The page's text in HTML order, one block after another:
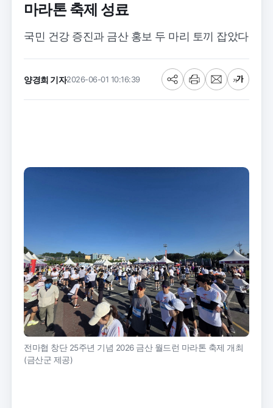
마라톤 축제 성료
국민 건강 증진과 금산 홍보 두 마리 토끼 잡았다
양경희 기자2026-06-01 10:16:39
공
유
프
린
메
일
글
씨
전마협 창단 25주년 기념 2026 금산 월드런 마라톤 축제 개최
(금산군 제공)